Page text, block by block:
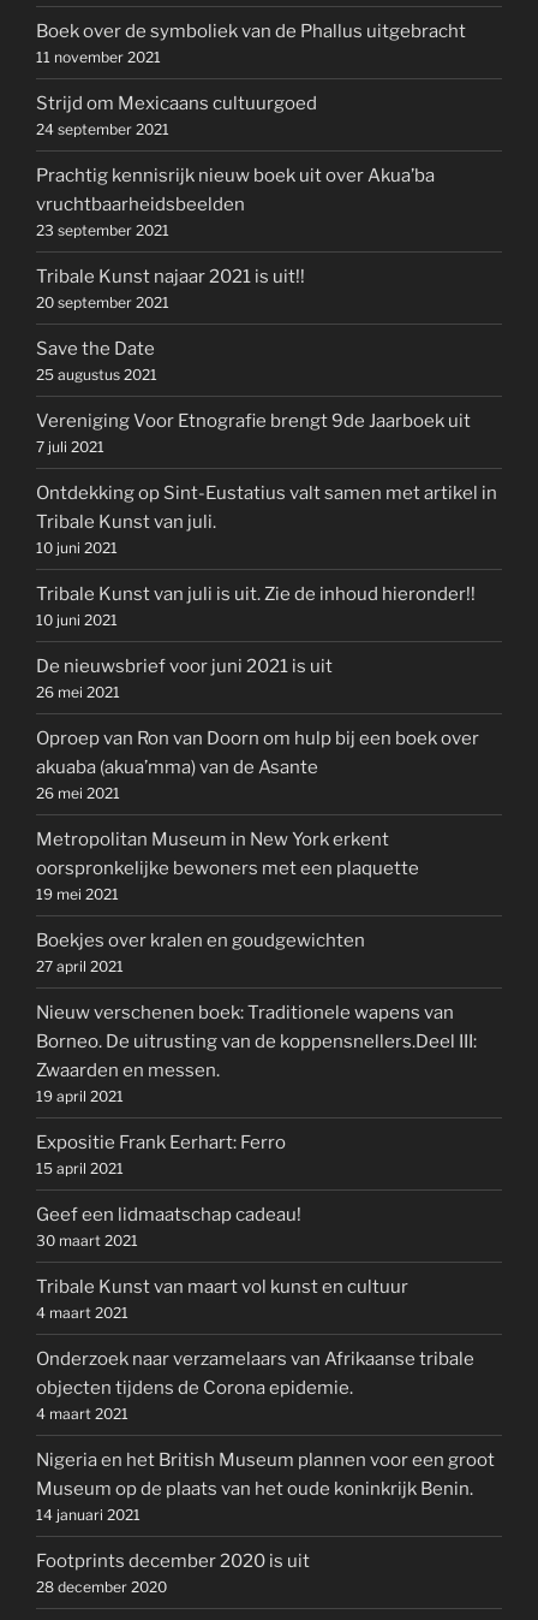
Boek over de symboliek van de Phallus uitgebracht
11 november 2021
Strijd om Mexicaans cultuurgoed
24 september 2021
Prachtig kennisrijk nieuw boek uit over Akua’ba
vruchtbaarheidsbeelden
23 september 2021
Tribale Kunst najaar 2021 is uit!!
20 september 2021
Save the Date
25 augustus 2021
Vereniging Voor Etnografie brengt 9de Jaarboek uit
7 juli 2021
Ontdekking op Sint-Eustatius valt samen met artikel in
Tribale Kunst van juli.
10 juni 2021
Tribale Kunst van juli is uit. Zie de inhoud hieronder!!
10 juni 2021
De nieuwsbrief voor juni 2021 is uit
26 mei 2021
Oproep van Ron van Doorn om hulp bij een boek over
akuaba (akua’mma) van de Asante
26 mei 2021
Metropolitan Museum in New York erkent
oorspronkelijke bewoners met een plaquette
19 mei 2021
Boekjes over kralen en goudgewichten
27 april 2021
Nieuw verschenen boek: Traditionele wapens van
Borneo. De uitrusting van de koppensnellers.Deel III:
Zwaarden en messen.
19 april 2021
Expositie Frank Eerhart: Ferro
15 april 2021
Geef een lidmaatschap cadeau!
30 maart 2021
Tribale Kunst van maart vol kunst en cultuur
4 maart 2021
Onderzoek naar verzamelaars van Afrikaanse tribale
objecten tijdens de Corona epidemie.
4 maart 2021
Nigeria en het British Museum plannen voor een groot
Museum op de plaats van het oude koninkrijk Benin.
14 januari 2021
Footprints december 2020 is uit
28 december 2020